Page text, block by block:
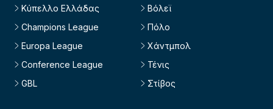
Κύπελλο Ελλάδας
Champions League
Europa League
Conference League
GBL
Βόλεϊ
Πόλο
Χάντμπολ
Τένις
Στίβος